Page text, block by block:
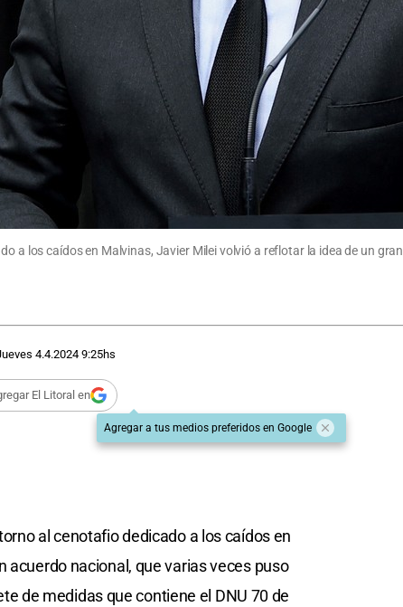
a los caídos en Malvinas, Javier Milei volvió a reflotar la idea de un
4.4.2024 9:25hs
El Litoral en
Agregar a tus medios preferidos en Google
al cenotafio dedicado a los caídos en
acuerdo nacional, que varias veces puso
de medidas que contiene el DNU 70 de